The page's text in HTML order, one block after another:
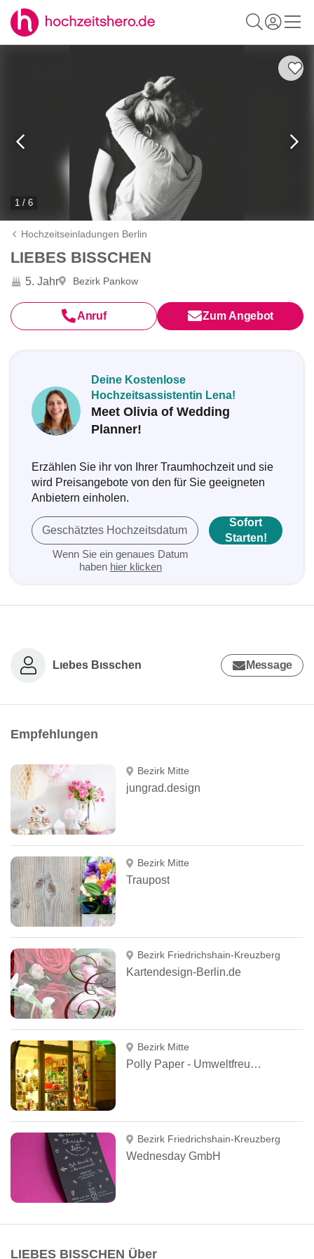
1 / 6
Hochzeitseinladungen Berlin
LIEBES BISSCHEN
5. Jahr Bezirk Pankow
Anruf Zum Angebot
Deine Kostenlose
Hochzeitsassistentin Lena!
Meet Olivia of Wedding
Planner!
Erzählen Sie ihr von Ihrer Traumhochzeit und sie
wird Preisangebote von den für Sie geeigneten
Anbietern einholen.
Geschätztes Hochzeitsdatum
Wenn Sie ein genaues Datum
haben hier klicken
Sofort
Starten!
Lıebes Bısschen Message
Empfehlungen
Bezirk Mitte
jungrad.design
Bezirk Mitte
Traupost
Bezirk Friedrichshain-Kreuzberg
Kartendesign-Berlin.de
Bezirk Mitte
Polly Paper - Umweltfreundliche Schreibwaren
Bezirk Friedrichshain-Kreuzberg
Wednesday GmbH
LIEBES BISSCHEN Über